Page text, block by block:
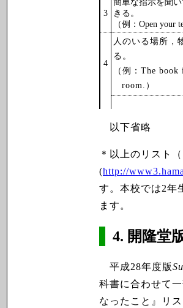
3
簡単な指示を聞
きる。
（例：Open your
4
人のいる場所，
る。
（例：The
room.）
以下省略
＊以上のリスト
(http://
す。本校では2年
ます。
4. 開隆堂
平成28年度版
科書に合わせて一
なったこと』リ